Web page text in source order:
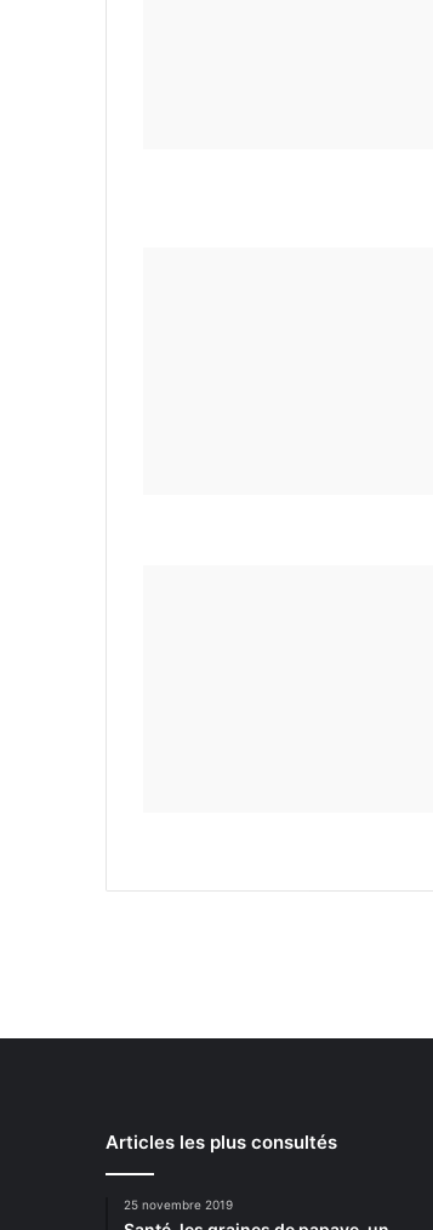
Articles les plus consultés
25 novembre 2019